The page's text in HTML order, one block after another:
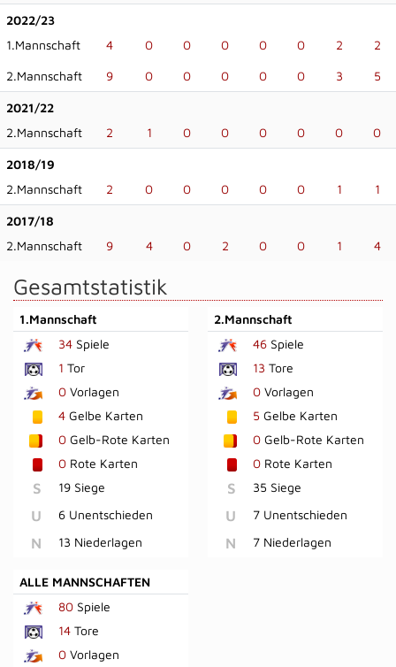
2022/23
1.Mannschaft
4 0 0 0 0 0 2 2
2.Mannschaft 9 0 0 0 0 0 3 5
2021/22
2.Mannschaft
2 1 0 0 0 0 0 0
2018/19
2.Mannschaft
2 0 0 0 0 0 1 1
2017/18
2.Mannschaft
9 4 0 2 0 0 1 4
Gesamtstatistik
1.Mannschaft
34 Spiele
1 Tor
0 Vorlagen
4 Gelbe Karten
0 Gelb-Rote Karten
0 Rote Karten
S 19 Siege
U 6 Unentschieden
N 13 Niederlagen
2.Mannschaft
46Spiele
13 Tore
0Vorlagen
5 Gelbe Karten
0Gelb-Rote Karten
0Rote Karten
S 35 Siege
U 7 Unentschieden
N 7 Niederlagen
ALLE MANNSCHAFTEN
80 Spiele
14 Tore
0 Vorlagen